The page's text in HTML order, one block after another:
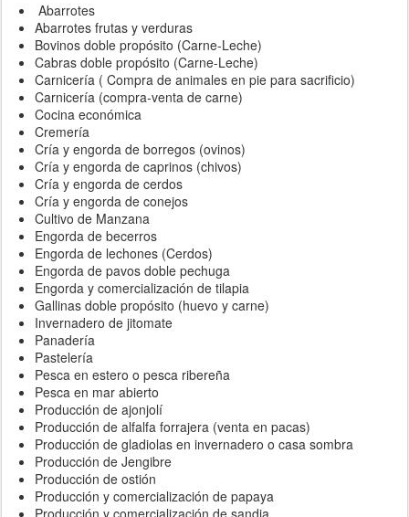
Abarrotes
Abarrotes frutas y verduras
Bovinos doble propósito (Carne-Leche)
Cabras doble propósito (Carne-Leche)
Carnicería ( Compra de animales en pie para sacrificio)
Carnicería (compra-venta de carne)
Cocina económica
Cremería
Cría y engorda de borregos (ovinos)
Cría y engorda de caprinos (chivos)
Cría y engorda de cerdos
Cría y engorda de conejos
Cultivo de Manzana
Engorda de becerros
Engorda de lechones (Cerdos)
Engorda de pavos doble pechuga
Engorda y comercialización de tilapia
Gallinas doble propósito (huevo y carne)
Invernadero de jitomate
Panadería
Pastelería
Pesca en estero o pesca ribereña
Pesca en mar abierto
Producción de ajonjolí
Producción de alfalfa forrajera (venta en pacas)
Producción de gladiolas en invernadero o casa sombra
Producción de Jengibre
Producción de ostión
Producción y comercialización de papaya